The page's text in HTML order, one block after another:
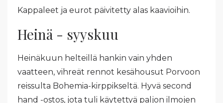
Kappaleet ja eurot päivitetty alas kaavioihin.
Heinä - syyskuu
Heinäkuun helteillä hankin vain yhden
vaatteen, vihreät rennot kesähousut Porvoon
reissulta Bohemia-kirppikseltä. Hyvä second
hand -ostos, jota tuli käytettyä paljon ilmojen